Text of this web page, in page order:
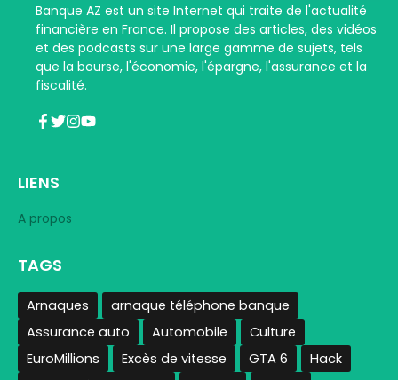
Banque AZ est un site Internet qui traite de l'actualité
financière en France. Il propose des articles, des vidéos
et des podcasts sur une large gamme de sujets, tels
que la bourse, l'économie, l'épargne, l'assurance et la
fiscalité.
LIENS
A propos
TAGS
Arnaques
arnaque téléphone banque
Assurance auto
Automobile
Culture
EuroMillions
Excès de vitesse GTA 6
Hack